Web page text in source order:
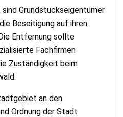
Grundstückseigentümer
Beseitigung auf ihren
Entfernung sollte
Fachfirmen
Zuständigkeit beim
an den
Ordnung der Stadt